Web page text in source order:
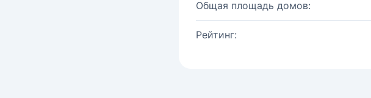
Общая площадь домов:
Рейтинг: